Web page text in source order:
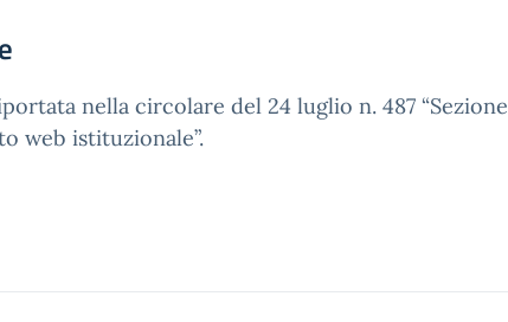
nella circolare del 24 luglio n. 487 “Sezione
web istituzionale”.